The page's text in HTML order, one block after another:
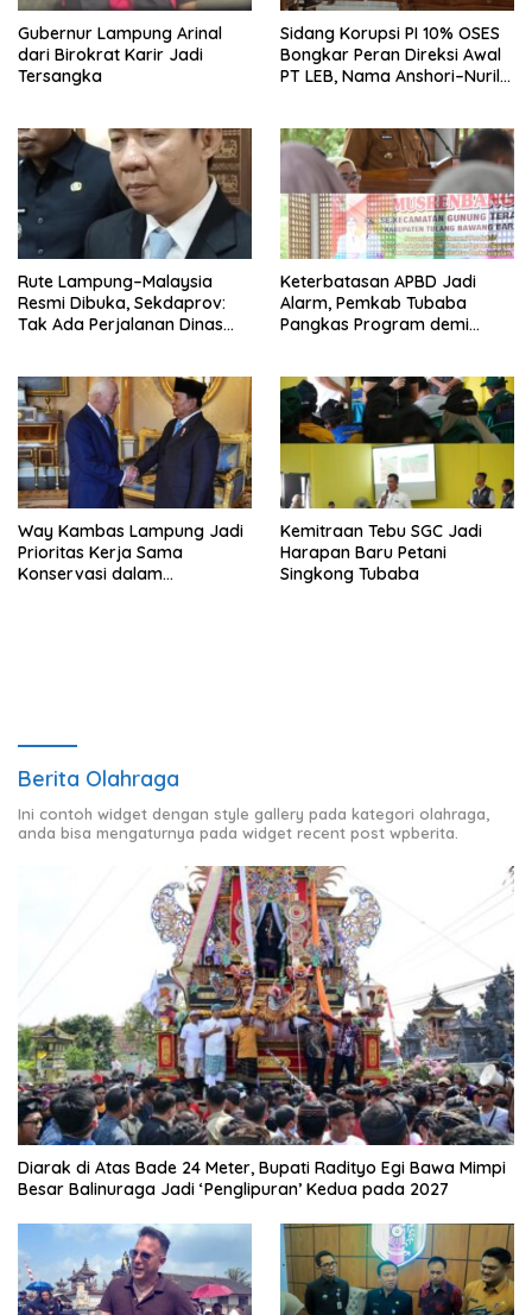
Gubernur Lampung Arinal
dari Birokrat Karir Jadi
Tersangka
Sidang Korupsi PI 10% OSES
Bongkar Peran Direksi Awal
PT LEB, Nama Anshori–Nuril
Rute Lampung–Malaysia
Resmi Dibuka, Sekdaprov:
Tak Ada Perjalanan Dinas
Keterbatasan APBD Jadi
Alarm, Pemkab Tubaba
Pangkas Program demi
Way Kambas Lampung Jadi
Prioritas Kerja Sama
Konservasi dalam
Kemitraan Tebu SGC Jadi
Harapan Baru Petani
Singkong Tubaba
Berita Olahraga
Ini contoh widget dengan style gallery pada kategori olahraga,
anda bisa mengaturnya pada widget recent post wpberita.
Diarak di Atas Bade 24 Meter, Bupati Radityo Egi Bawa Mimpi
Besar Balinuraga Jadi ‘Penglipuran’ Kedua pada 2027